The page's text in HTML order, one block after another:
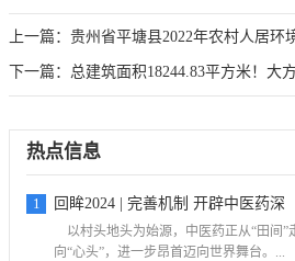
上一篇：贵州省平塘县2022年农村人居环境整治
下一篇： 总建筑面积18244.83平方米！大方
热点信息
1 回眸2024 | 完善机制 开辟中医药深
以村头地头为始源，中医药正从“田间”
向“心头”，进一步昂首迈向世界舞台。...